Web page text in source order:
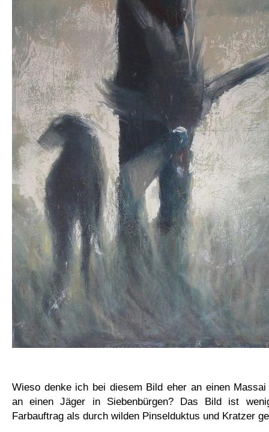
Wieso denke ich bei diesem Bild eher an einen
an einen Jäger in Siebenbürgen? Das Bild ist
Farbauftrag als durch wilden Pinselduktus und Kratzer